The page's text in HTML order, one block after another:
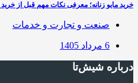
خرید مایو زنانه؛ معرفی نکات مهم قبل از
صنعت و تجارت و خدمات
6 مرداد 1405
درباره شیش‌تا